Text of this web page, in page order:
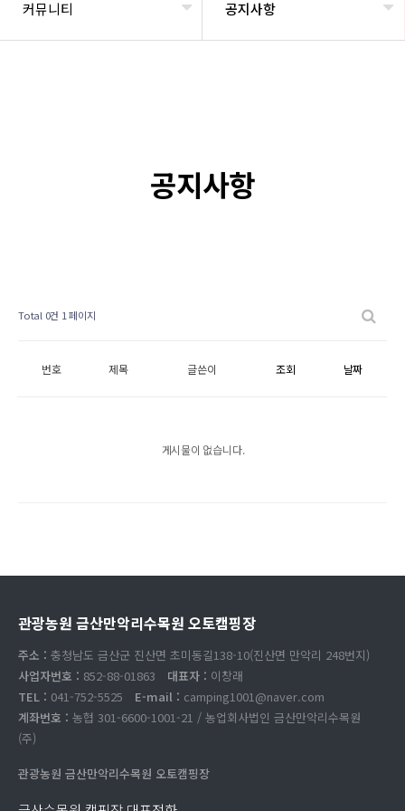
커뮤니티 공지사항
공지사항
Total 0건 1 페이지
번호 제목 글쓴이 조회 날짜
게시물이 없습니다.
관광농원 금산만악리수목원 오토캠핑장
주소 : 충청남도 금산군 진산면 초미동길138-10(진산면 만악리 248번지)
사업자번호 : 852-88-01863 대표자 : 이창래
TEL : 041-752-5525 E-mail : camping1001@naver.com
계좌번호 : 농협 301-6600-1001-21 / 농업회사법인 금산만악리수목원
(주)
관광농원 금산만악리수목원 오토캠핑장